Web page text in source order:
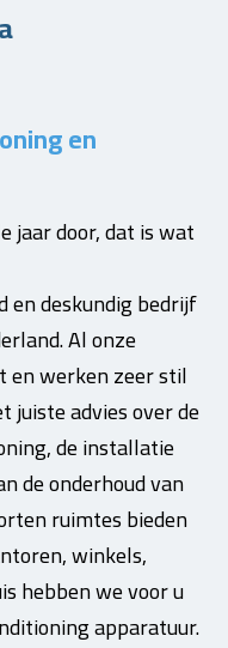
en
jaar door, dat is wat
en deskundig bedrijf
Al onze
en werken zeer stil
juiste advies over de
de installatie
de onderhoud van
ruimtes bieden
winkels,
hebben we voor u
apparatuur.